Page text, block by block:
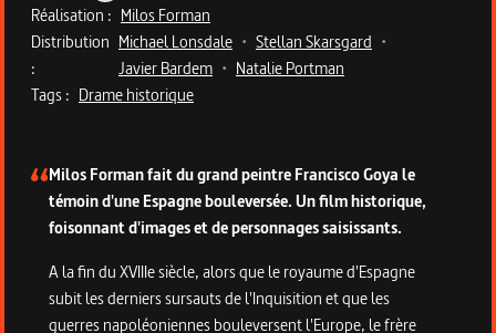
Réalisation : Milos Forman
Distribution
:
Michael Lonsdale • Stellan Skarsgard •
Javier Bardem • Natalie Portman
Tags : Drame historique
Milos Forman fait du grand peintre Francisco Goya le
témoin d'une Espagne bouleversée. Un film historique,
foisonnant d'images et de personnages saisissants.
A la fin du XVIIIe siècle, alors que le royaume d'Espagne
subit les derniers sursauts de l'Inquisition et que les
guerres napoléoniennes bouleversent l'Europe, le frère